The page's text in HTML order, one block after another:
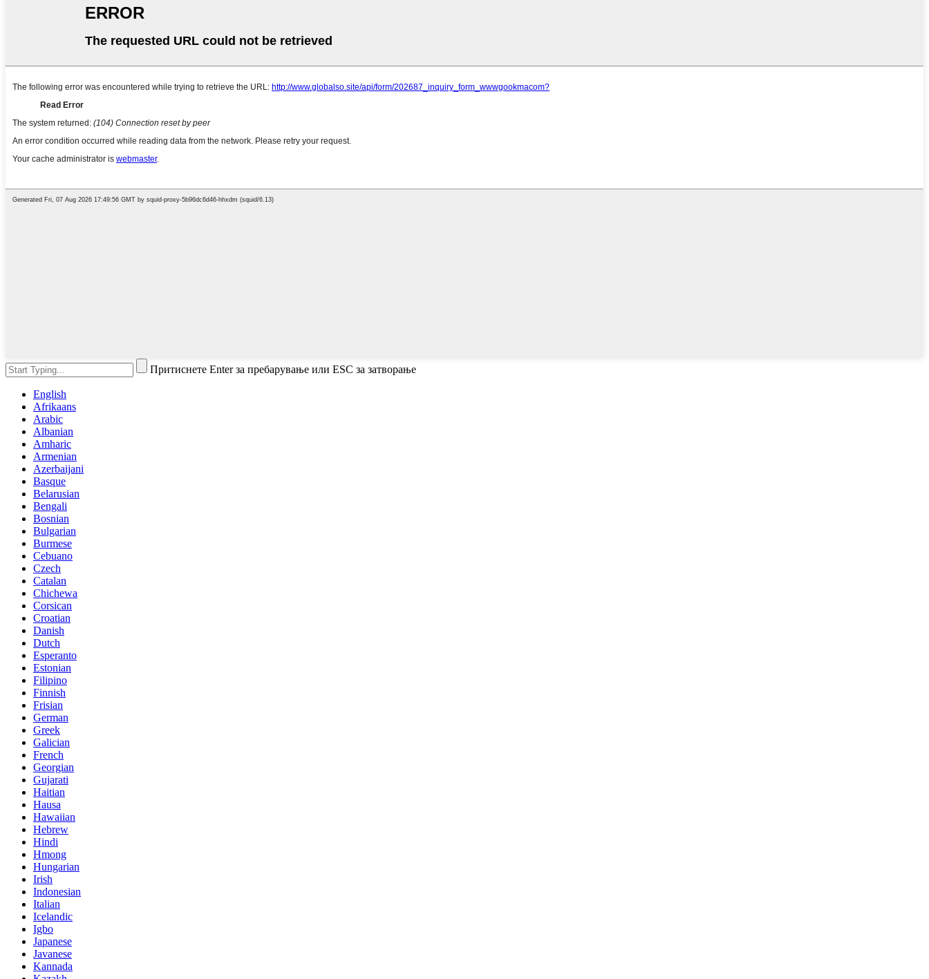
Притиснете Enter за пребарување или ESC за затворање
English
Afrikaans
Arabic
Albanian
Amharic
Armenian
Azerbaijani
Basque
Belarusian
Bengali
Bosnian
Bulgarian
Burmese
Cebuano
Czech
Catalan
Chichewa
Corsican
Croatian
Danish
Dutch
Esperanto
Estonian
Filipino
Finnish
Frisian
German
Greek
Galician
French
Georgian
Gujarati
Haitian
Hausa
Hawaiian
Hebrew
Hindi
Hmong
Hungarian
Irish
Indonesian
Italian
Icelandic
Igbo
Japanese
Javanese
Kannada